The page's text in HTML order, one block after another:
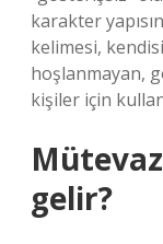
karakter
kelimesi,
hoşlanmayan,
kişiler için
gelir?